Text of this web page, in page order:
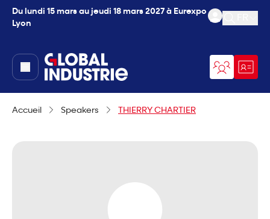
Du lundi 15 mars au jeudi 18 mars 2027 à Eurexpo
Lyon
Ouvrir
page.home
Accueil Speakers THIERRY CHARTIER